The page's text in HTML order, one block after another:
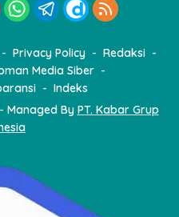
Privacy Policy
Redaksi
Media Siber
Indeks
By PT. Kabar Grup